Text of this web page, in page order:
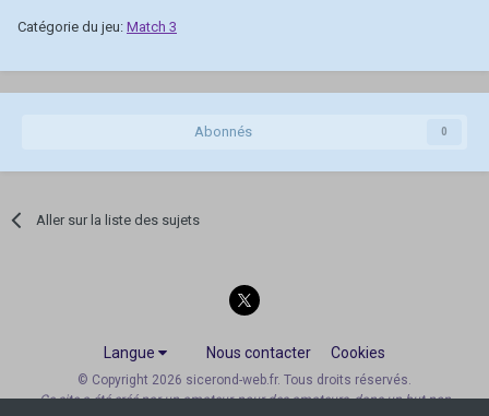
Catégorie du jeu: Match 3
Abonnés 0
Aller sur la liste des sujets
Langue Nous contacter Cookies
© Copyright 2026 sicerond-web.fr. Tous droits réservés.
Ce site a été créé par un amateur, pour des amateurs, dans un but non